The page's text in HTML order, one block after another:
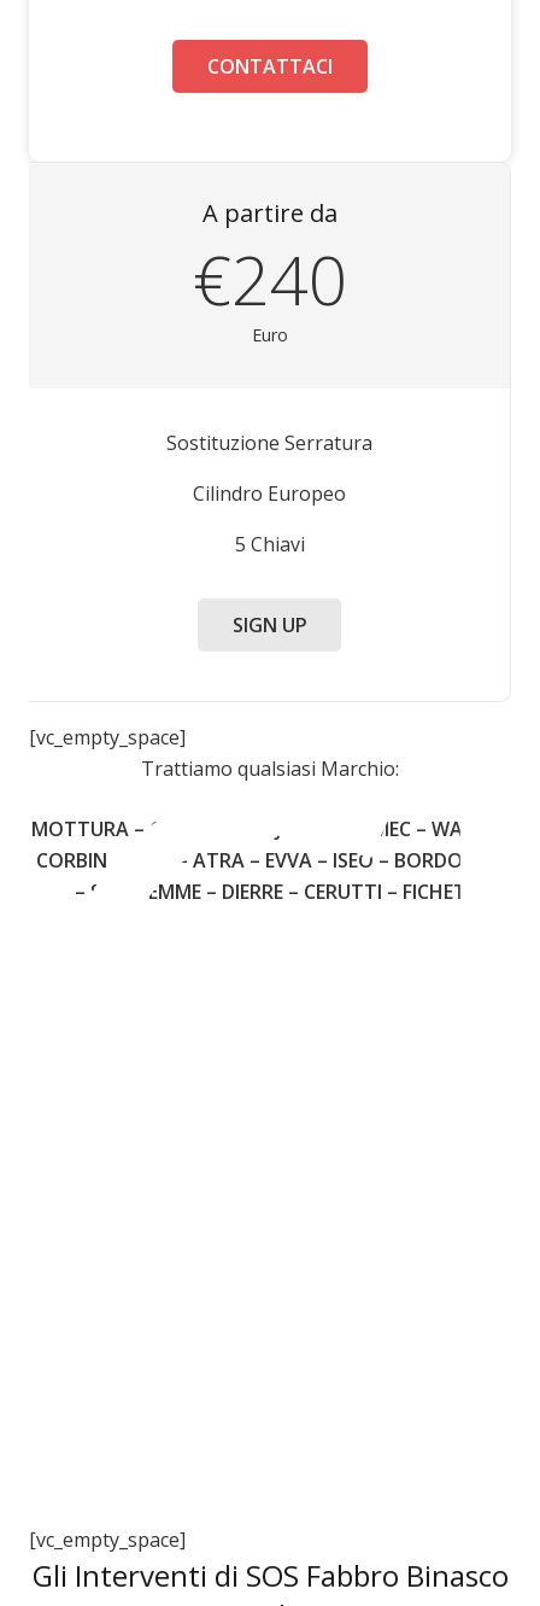
CONTATTACI
A partire da
€240
Euro
Sostituzione Serratura
Cilindro Europeo
5 Chiavi
SIGN UP
[vc_empty_space]
Trattiamo qualsiasi Marchio:
MOTTURA – CISA – FIAM – JUWEL – OMEC – WALLY –
CORBIN – YALE – ATRA – EVVA – ISEO – BORDOGNA
– SECUREMME – DIERRE – CERUTTI – FICHET
[vc_empty_space]
Gli Interventi di SOS Fabbro Binasco